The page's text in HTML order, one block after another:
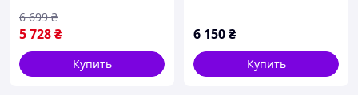
5 728₴
6 699 ₴
Купить
6 150₴
Купить